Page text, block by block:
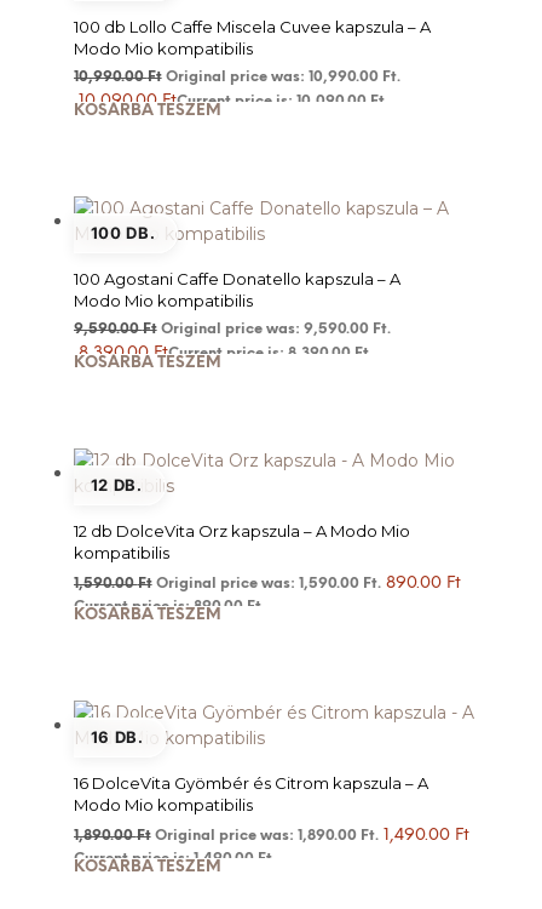
100 db Lollo Caffe Miscela Cuvee kapszula – A
Modo Mio kompatibilis
10,990.00Ft Original price was: 10,990.00 Ft.
10,090.00FtCurrent price is: 10,090.00 Ft.
KOSÁRBA TESZEM
100 DB.
100 Agostani Caffe Donatello kapszula – A
Modo Mio kompatibilis
9,590.00Ft Original price was: 9,590.00 Ft.
8,390.00 FtCurrent price is: 8,390.00 Ft.
KOSÁRBA TESZEM
12 DB.
12 db DolceVita Orz kapszula – A Modo Mio
kompatibilis
1,590.00Ft Original price was: 1,590.00 Ft. 890.00 Ft
Current price is: 890.00 Ft.
KOSÁRBA TESZEM
16 DB.
16 DolceVita Gyömbér és Citrom kapszula – A
Modo Mio kompatibilis
1,890.00Ft Original price was: 1,890.00 Ft. 1,490.00 Ft
Current price is: 1,490.00 Ft.
KOSÁRBA TESZEM